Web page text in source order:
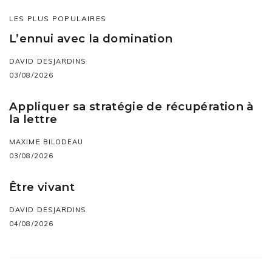
LES PLUS POPULAIRES
L’ennui avec la domination
DAVID DESJARDINS
03/08/2026
Appliquer sa stratégie de récupération à
la lettre
MAXIME BILODEAU
03/08/2026
Être vivant
DAVID DESJARDINS
04/08/2026